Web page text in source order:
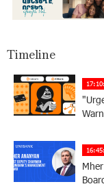
Timeline